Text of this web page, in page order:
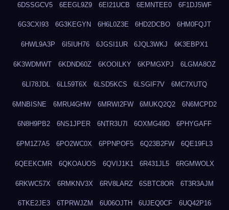
6DSSGCV5 6EEGL9Z9 6EI21UCB 6EMNTEE0 6F1DJ5WF
6G3CXI93 6G3KEGYN 6H6L0Z3E 6HD2DCBO 6HM0FQJT
6HWL9A3P 6I5IUH76 6JGSI1UR 6JQL3WKJ 6K3EBPX1
6K3WDMWT 6KDND60Z 6KOOILKY 6KPMGXPJ 6LGMA8OZ
6LI78JDL 6LL59T6X 6LSD5KCS 6LSGIF7V 6MC7XUTQ
6MNBISNE 6MRU4GHW 6MRWI2FW 6MUKQ2Q2 6N6MCPD2
6N8H9PB2 6NS1JPER 6NTR3U7I 6OXMG49D 6PHYGAFF
6PM1Z7A5 6PO2WC0X 6PPNPOF5 6Q23B2FW 6QE19FL3
6QEEKCMR 6QKOAUOS 6QVIJ1K1 6R431JL5 6RGMWOLX
6RKWC57X 6RMKNV3X 6RV8LARZ 6SBTC8OR 6T3R3AJM
6TKE2JE3 6TPRWJZM 6U06OJTH 6UJEQ0CF 6UQ42P16